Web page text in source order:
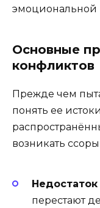
Основные
конфликтов
Прежде чем
понять ее
возникать
перестают